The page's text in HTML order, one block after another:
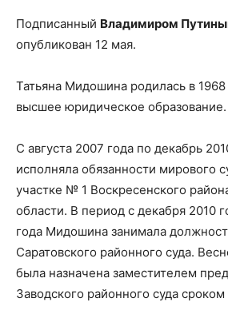
Подписанный Владимиром
опубликован 12 мая.
Татьяна Мидошина родилась в
высшее юридическое образование.
С августа 2007 года по декабрь
исполняла обязанности мирового
участке № 1 Воскресенского
области. В период с декабря 2010
года Мидошина занимала
Саратовского районного суда.
была назначена заместителем
Заводского районного суда